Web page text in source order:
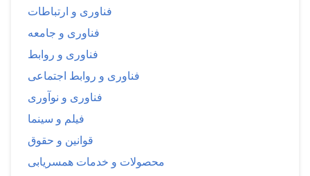
فناوری و ارتباطات
فناوری و جامعه
فناوری و روابط
فناوری و روابط اجتماعی
فناوری و نوآوری
فیلم و سینما
قوانین و حقوق
محصولات و خدمات همسریابی